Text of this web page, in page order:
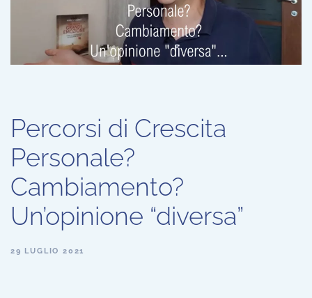
Percorsi di Crescita
Personale?
Cambiamento?
Un’opinione “diversa”
29 LUGLIO 2021